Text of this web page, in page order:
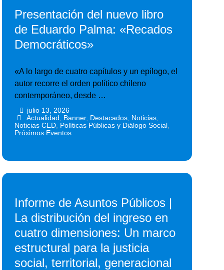
Presentación del nuevo libro
de Eduardo Palma: «Recados
Democráticos»
«A lo largo de cuatro capítulos y un epílogo, el
autor recorre el orden político chileno
contemporáneo, desde …
julio 13, 2026
Actualidad Banner, Destacados, Noticias,
Noticias CED Políticas Públicas y Diálogo Social
Próximos Eventos
Informe de Asuntos Públicos |
La distribución del ingreso en
cuatro dimensiones: Un marco
estructural para la justicia
social, territorial, generacional